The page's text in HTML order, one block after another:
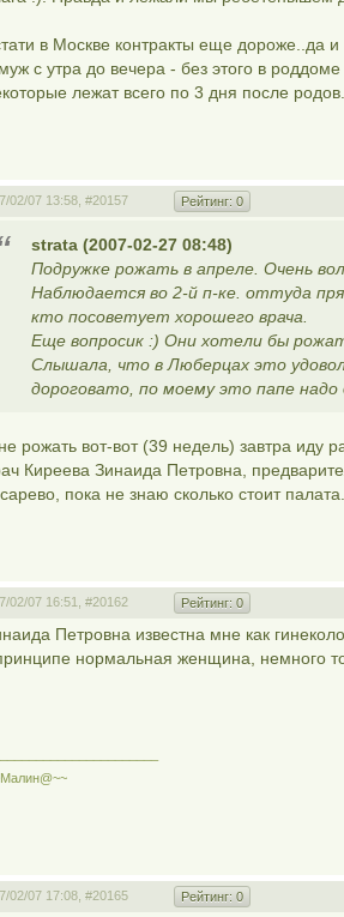
в Москве контракты еще дороже..да
с утра до вечера - без этого в
лежат всего по 3 дня после родов.
02/07 13:58, #20157 Рейтинг: 0
strata (2007-02-27 08:48)
Подружке рожать в апреле. Очень
Наблюдается во 2-й п-ке. оттуда
кто посоветует хорошего врача.
Еще вопросик :) Они хотели бы
Слышала, что в Люберцах это
дороговато, по моему это папе надо
рожать вот-вот (39 недель) завтра иду
Киреева Зинаида Петровна,
пока не знаю сколько стоит палата.
02/07 16:51, #20162 Рейтинг: 0
Петровна известна мне как
нормальная женщина, немного
02/07 17:08, #20165 Рейтинг: 0